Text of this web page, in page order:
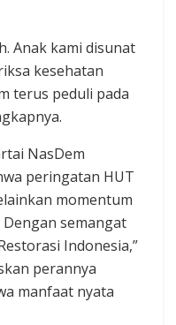
Anak kami disunat
kesehatan
terus peduli pada
NasDem
peringatan HUT
momentum
semangat
Indonesia,”
perannya
manfaat nyata